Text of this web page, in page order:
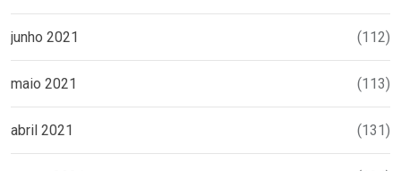
junho 2021 (112)
maio 2021 (113)
abril 2021 (131)